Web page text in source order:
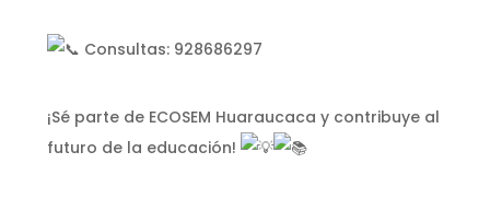
Consultas: 928686297
¡Sé parte de ECOSEM Huaraucaca y contribuye al
futuro de la educación!